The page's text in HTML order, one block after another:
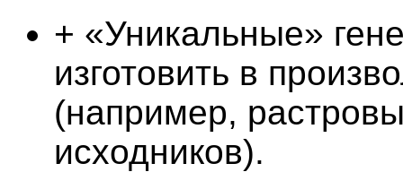
+ «Уникальные»
изготовить в
(например,
исходников).